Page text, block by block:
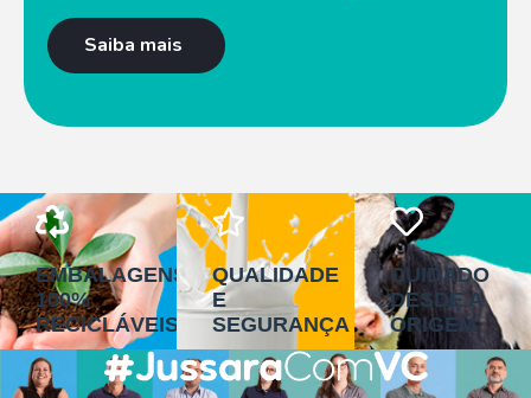
Saiba mais
EMBALAGENS
100%
RECICLÁVEIS
QUALIDADE
E
SEGURANÇA
CUIDADO
DESDE A
ORIGEM